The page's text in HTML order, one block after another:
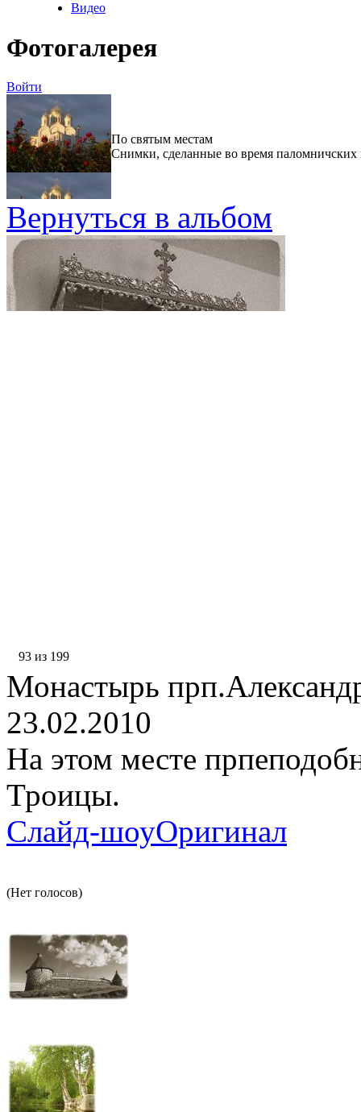
Видео
Фотогалерея
Войти
По святым местам
Снимки, сделанные во время паломничских
Вернуться в альбом
93 из 199
Монастырь
23.02.2010
На этом месте
Троицы.
Слайд-шоуОригинал
(Нет голосов)